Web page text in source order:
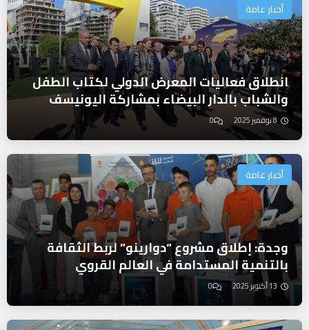
أخبار عامة
انطلاق فعاليات المعرض الدولي لكتاب الطفل
والشباب بالدار البيضاء بمشاركة اليونيسف
8 نوفمبر 2025 0
أخبار عامة
وجدة: إطلاق مشروع “دوارينو” لربط الثقافة
بالتنمية المستدامة في العالم القروي
13 أكتوبر 2025 0